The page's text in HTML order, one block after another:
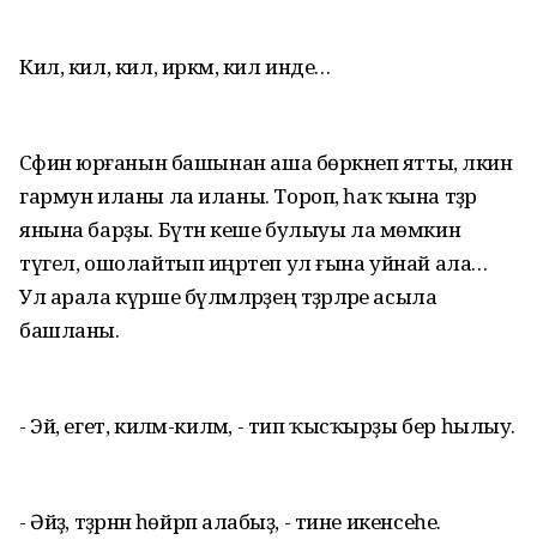
Кил, кил, кил, иркәм, кил инде…
Сәфинә юрғанын башынан аша бөркәнеп ятты, ләкин
гармун иланы ла иланы. Тороп, һаҡ ҡына тәҙрә
янына барҙы. Бүтән кеше булыуы ла мөмкин
түгел, ошолайтып иңрәтеп ул ғына уйнай ала…
Ул арала күрше бүлмәләрҙең тәҙрәләре асыла
башланы.
- Эй, егет, киләм-киләм, - тип ҡысҡырҙы бер һылыу.
- Әйҙә, тәҙрәнән һөйрәп алабыҙ, - тине икенсеһе.